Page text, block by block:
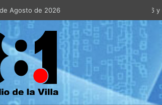
Agosto de 2026
Hoy es Sábado 8 de Agosto de 2026 y son